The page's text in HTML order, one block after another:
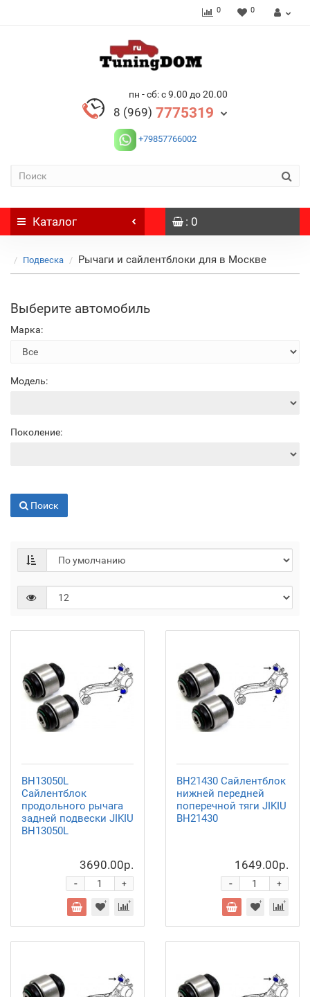
0 0
пн - сб: с 9.00 до 20.00
8 (969) 7775319
+79857766002
Каталог : 0
Подвеска Рычаги и сайлентблоки для в Москве
Выберите автомобиль
Марка:
Модель:
Поколение:
Поиск
BH13050L
Сайлентблок
продольного рычага
задней подвески JIKIU
BH13050L
3690.00р.
+
-
BH21430 Сайлентблок
нижней передней
поперечной тяги JIKIU
BH21430
1649.00р.
+
-